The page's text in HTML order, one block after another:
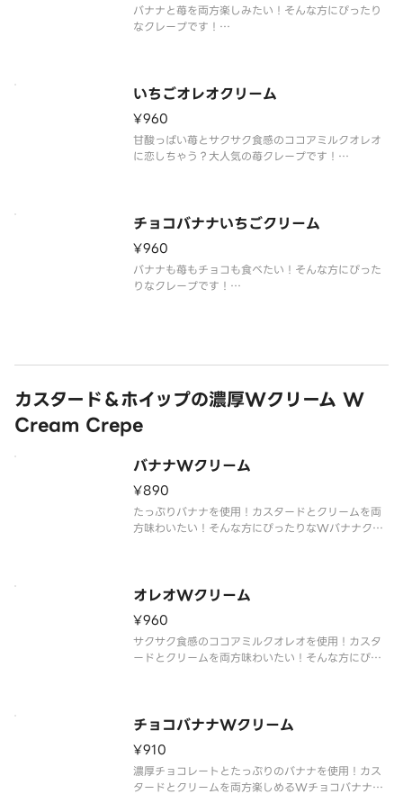
バナナと苺を両方楽しみたい！そんな方にぴったり
なクレープです！
いちごオレオクリーム
¥960
甘酸っぱい苺とサクサク食感のココアミルクオレオ
に恋しちゃう？大人気の苺クレープです！
チョコバナナいちごクリーム
¥960
バナナも苺もチョコも食べたい！そんな方にぴった
りなクレープです！
カスタード＆ホイップの濃厚Wクリーム W
Cream Crepe
バナナWクリーム
¥890
たっぷりバナナを使用！カスタードとクリームを両
方味わいたい！そんな方にぴったりなWバナナクリ
オレオWクリーム
¥960
サクサク食感のココアミルクオレオを使用！カスタ
ードとクリームを両方味わいたい！そんな方にぴっ
チョコバナナWクリーム
¥910
濃厚チョコレートとたっぷりのバナナを使用！カス
タードとクリームを両方楽しめるWチョコバナナク